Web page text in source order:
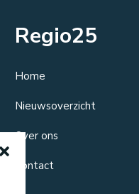
Regio25
Home
Nieuwsoverzicht
Over ons
Contact